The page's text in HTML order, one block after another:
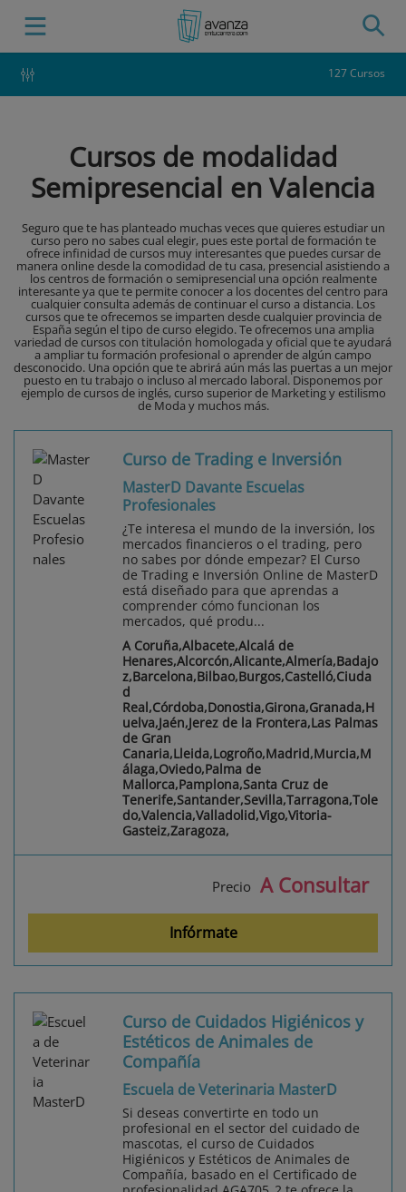
127 Cursos
Cursos de modalidad
Semipresencial en Valencia
Seguro que te has planteado muchas veces que quieres estudiar un
curso pero no sabes cual elegir, pues este portal de formación te
ofrece infinidad de cursos muy interesantes que puedes cursar de
manera online desde la comodidad de tu casa, presencial asistiendo a
los centros de formación o semipresencial una opción realmente
interesante ya que te permite conocer a los docentes del centro para
cualquier consulta además de continuar el curso a distancia. Los
cursos que te ofrecemos se imparten desde cualquier provincia de
España según el tipo de curso elegido. Te ofrecemos una amplia
variedad de cursos con titulación homologada y oficial que te ayudará
a ampliar tu formación profesional o aprender de algún campo
desconocido. Una opción que te abrirá aún más las puertas a un mejor
puesto en tu trabajo o incluso al mercado laboral. Disponemos por
ejemplo de cursos de inglés, curso superior de Marketing y estilismo
de Moda y muchos más.
Curso de Trading e Inversión
MasterD Davante Escuelas
Profesionales
¿Te interesa el mundo de la inversión, los
mercados financieros o el trading, pero
no sabes por dónde empezar? El Curso
de Trading e Inversión Online de MasterD
está diseñado para que aprendas a
comprender cómo funcionan los
mercados, qué produ...
A Coruña,Albacete,Alcalá de
Henares,Alcorcón,Alicante,Almería,Badajo
z,Barcelona,Bilbao,Burgos,Castelló,Ciuda
d
Real,Córdoba,Donostia,Girona,Granada,H
uelva,Jaén,Jerez de la Frontera,Las Palmas
de Gran
Canaria,Lleida,Logroño,Madrid,Murcia,M
álaga,Oviedo,Palma de
Mallorca,Pamplona,Santa Cruz de
Tenerife,Santander,Sevilla,Tarragona,Tole
do,Valencia,Valladolid,Vigo,Vitoria-
Gasteiz,Zaragoza,
Precio A Consultar
Infórmate
Curso de Cuidados Higiénicos y
Estéticos de Animales de
Compañía
Escuela de Veterinaria MasterD
Si deseas convertirte en todo un
profesional en el sector del cuidado de
mascotas, el curso de Cuidados
Higiénicos y Estéticos de Animales de
Compañía, basado en el Certificado de